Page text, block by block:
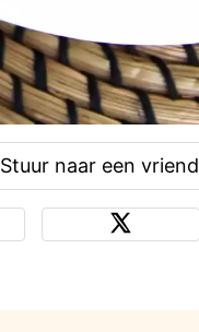
Stuur naar een vriend